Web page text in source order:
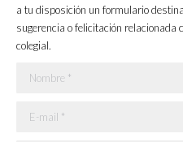
new
window
new
window
new
window
new
window
a tu disposición un formulario
sugerencia o felicitación relacionada
colegial.
Nombre *
E-mail *